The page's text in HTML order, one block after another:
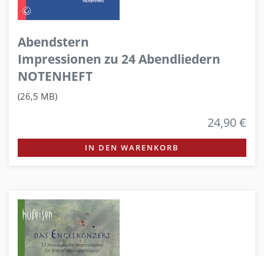
Abendstern
Impressionen zu 24 Abendliedern
NOTENHEFT
(26,5 MB)
24,90 €
IN DEN WARENKORB